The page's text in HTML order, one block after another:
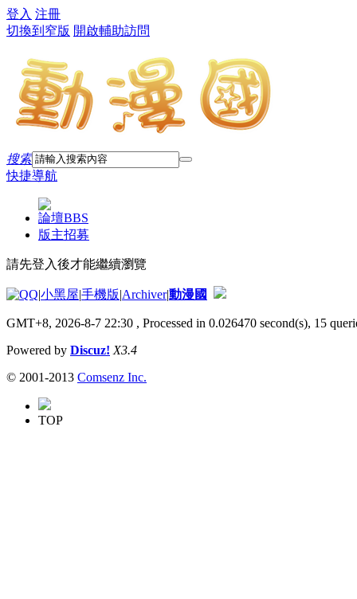
登入 注冊
切換到窄版 開啟輔助訪問
搜索
快捷導航
論壇BBS
版主招募
請先登入後才能繼續瀏覽
|小黑屋|手機版|Archiver|動漫國
GMT+8, 2026-8-7 22:30 , Processed in 0.026470 second(s), 15
Powered by Discuz! X3.4
© 2001-2013 Comsenz Inc.
TOP